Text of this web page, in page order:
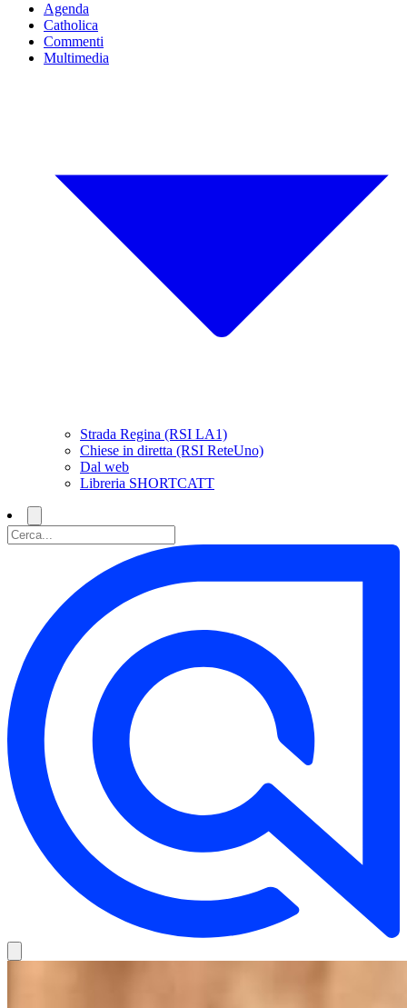
Agenda
Catholica
Commenti
Multimedia
Strada Regina (RSI LA1)
Chiese in diretta (RSI ReteUno)
Dal web
Libreria SHORTCATT